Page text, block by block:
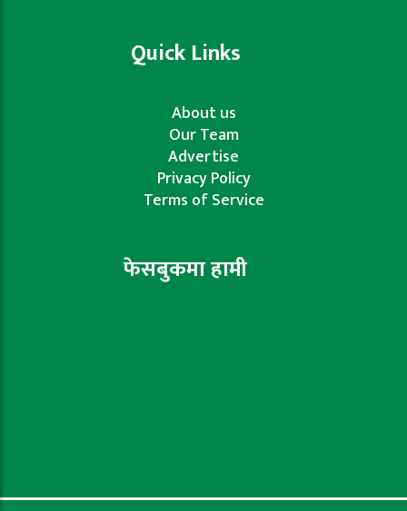
Quick Links
About us
Our Team
Advertise
Privacy Policy
Terms of Service
फेसबुकमा हामी